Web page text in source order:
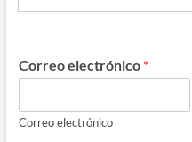
k
Correo electrónico *
Correo electrónico